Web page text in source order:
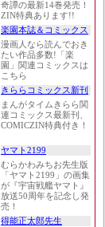
奇譚の最新14巻発売！
ZIN特典あります!!
楽園本誌＆コミックス
漫画人なら読んでおき
たい作品多数!「楽
園」関連コミックスは
こちら
きららコミックス新刊
まんがタイムきらら関
連コミックス最新刊、
COMICZIN特典付き！
ヤマト2199
むらかわみちお先生版
「ヤマト2199」の画集
が『宇宙戦艦ヤマト』
放送50周年を記念し発
売！
得能正太郎先生